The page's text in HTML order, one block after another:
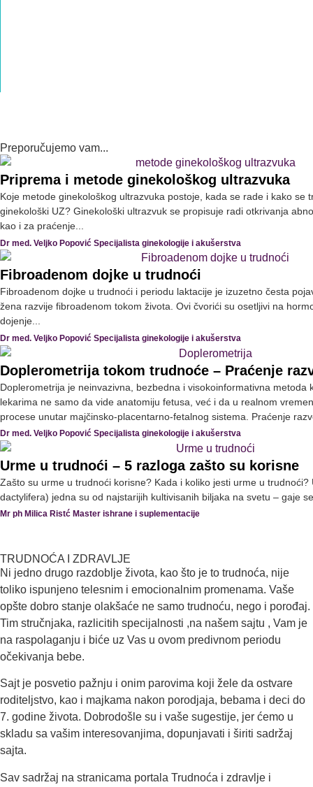
Preporučujemo vam...
Priprema i metode ginekološkog ultrazvuka
Koje metode ginekološkog ultrazvuka postoje, kada se rade i kako se
ginekološki UZ? Ginekološki ultrazvuk se propisuje radi otkrivanja
kao i za praćenje...
Dr med. Veljko Popović Specijalista ginekologije i akušerstva
Fibroadenom dojke u trudnoći
Fibroadenom dojke u trudnoći i periodu laktacije je izuzetno česta
žena razvije fibroadenom tokom života. Ovi čvorići su osetljivi na
dojenje...
Dr med. Veljko Popović Specijalista ginekologije i akušerstva
Doplerometrija tokom trudnoće – Praćenje
Doplerometrija je neinvazivna, bezbedna i visokoinformativna metoda
lekarima ne samo da vide anatomiju fetusa, već i da u realnom
procese unutar majčinsko-placentarno-fetalnog sistema. Praćenje
Dr med. Veljko Popović Specijalista ginekologije i akušerstva
Urme u trudnoći – 5 razloga zašto su korisne
Zašto su urme u trudnoći korisne? Kada i koliko jesti urme u trudnoći?
dactylifera) jedna su od najstarijih kultivisanih biljaka na svetu – gaje
Mr ph Milica Ristć Master ishrane i suplementacije
TRUDNOĆA I ZDRAVLJE
Ni jedno drugo razdoblje života, kao što je to trudnoća, nije
toliko ispunjeno telesnim i emocionalnim promenama. Vaše
opšte dobro stanje olakšaće ne samo trudnoću, nego i porođaj.
Tim stručnjaka, razlicitih specijalnosti ,na našem sajtu , Vam je
na raspolaganju i biće uz Vas u ovom predivnom periodu
očekivanja bebe.
Sajt je posvetio pažnju i onim parovima koji žele da ostvare
roditeljstvo, kao i majkama nakon porodjaja, bebama i deci do
7. godine života. Dobrodošle su i vaše sugestije, jer ćemo u
skladu sa vašim interesovanjima, dopunjavati i širiti sadržaj
sajta.
Sav sadržaj na stranicama portala Trudnoća i zdravlje i